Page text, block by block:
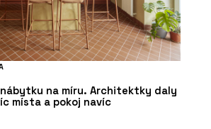
na míru. Architektky daly
místa a pokoj navíc